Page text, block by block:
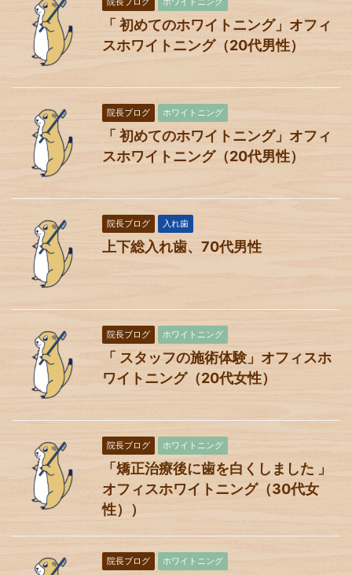
「 初めてのホワイトニング」オフィ
スホワイトニング（20代男性）
院長ブログ ホワイトニング
「 初めてのホワイトニング」オフィ
スホワイトニング（20代男性）
院長ブログ 入れ歯
上下総入れ歯、70代男性
院長ブログ ホワイトニング
「 スタッフの施術体験」オフィスホ
ワイトニング（20代女性）
院長ブログ ホワイトニング
「矯正治療後に歯を白くしました 」
オフィスホワイトニング（30代女
性））
院長ブログ ホワイトニング